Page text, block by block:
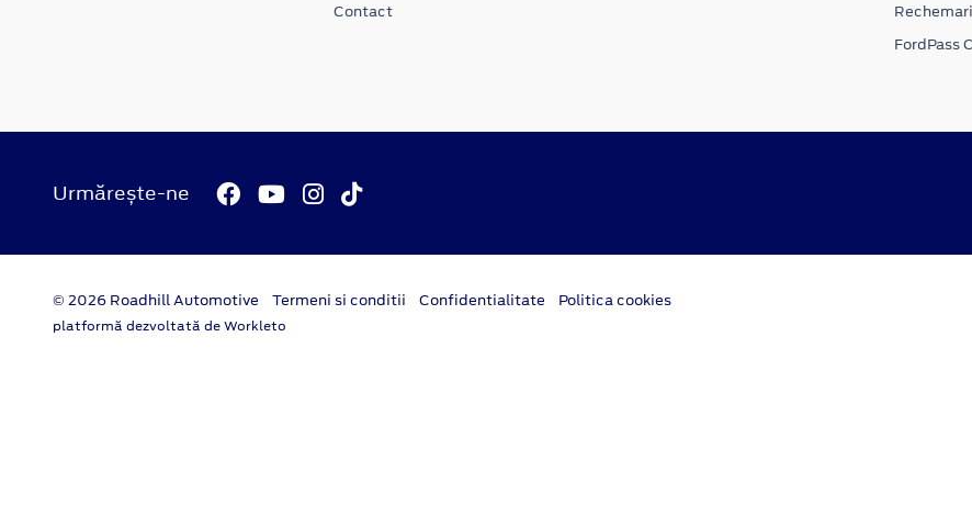
Contact
FordPass
Urmărește-ne
© 2026 Roadhill Automotive Termeni si conditii Confidentialitate Politica cookies
platformă dezvoltată de Workleto